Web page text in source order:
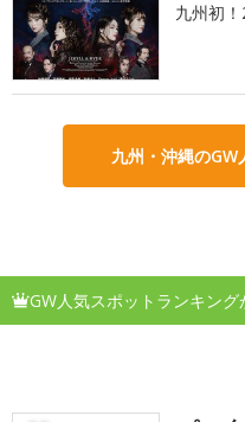
九州初
九州・沖縄の
GW人気スポットランキング